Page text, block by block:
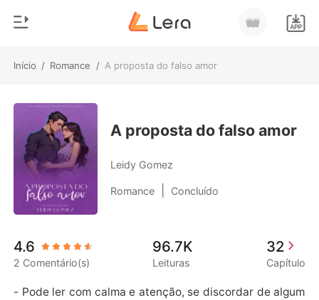
Início / Romance / A proposta do falso amor
Loja
Histórico
Sair
Baixar App
Gênero
Moderno
Lobisomem
Contos
Bilionários
A proposta do falso amor
Leidy Gomez
Romance Concluído
4.6
2 Comentário(s)
96.7K
Leituras
32
Capítulo
- Pode ler com calma e atenção, se discordar de algum